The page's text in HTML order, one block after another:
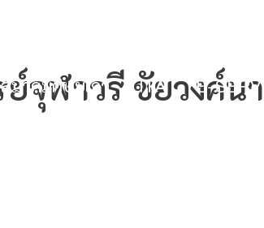
สมาคมศิษย์เก่า ITA E-
จุฬาวรี ชัยวงค์น